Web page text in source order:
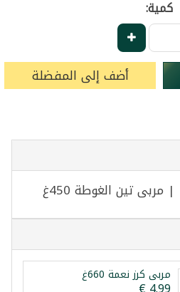
كمية:
أضف إلى المفضلة
مربى كرز نعمة 660غ